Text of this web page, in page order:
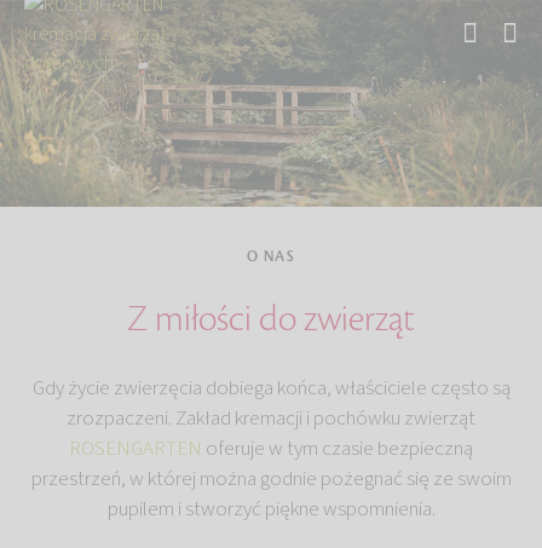
Strona główna
O NAS
Z miłości do zwierząt
Gdy życie zwierzęcia dobiega końca, właściciele często są
zrozpaczeni. Zakład kremacji i pochówku zwierząt
ROSENGARTEN oferuje w tym czasie bezpieczną
przestrzeń, w której można godnie pożegnać się ze swoim
pupilem i stworzyć piękne wspomnienia.